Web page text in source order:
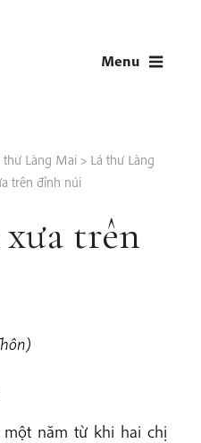
Menu
thư Làng Mai > Lá thư Làng
trên đỉnh núi
trên
năm từ khi hai chị